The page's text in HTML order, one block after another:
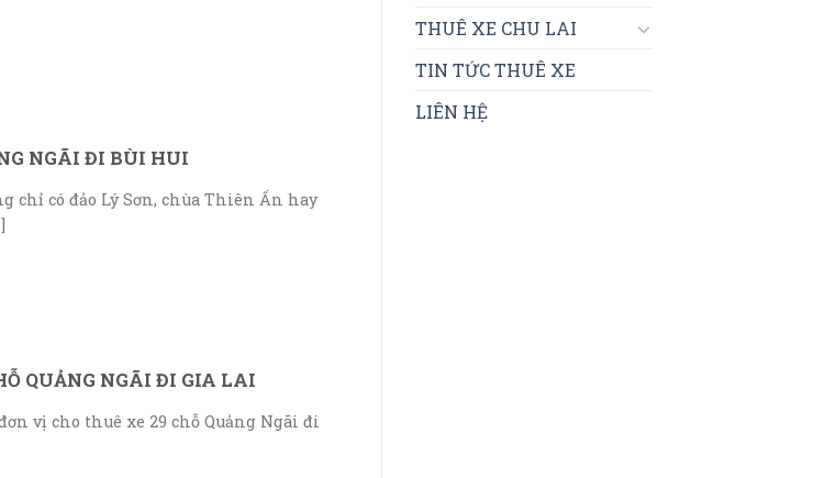
NGÃI ĐI BÙI HUI
chỉ có đảo Lý Sơn, chùa Thiên Ấn hay
QUẢNG NGÃI ĐI GIA LAI
vị cho thuê xe 29 chỗ Quảng Ngãi đi
THUÊ XE CHU LAI
TIN TỨC THUÊ XE
LIÊN HỆ